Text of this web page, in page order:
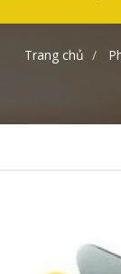
Trang chủ